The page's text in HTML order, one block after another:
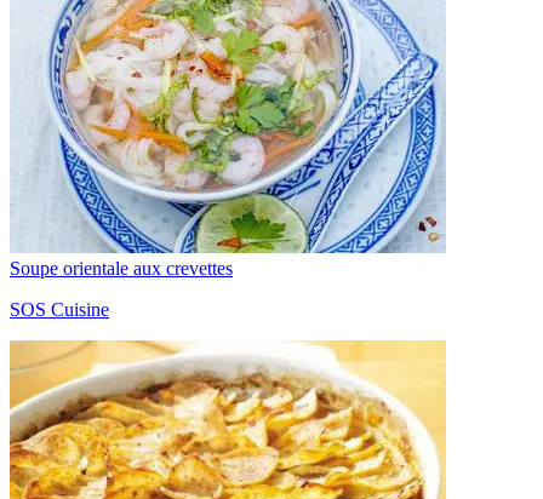
Soupe orientale aux crevettes
SOS Cuisine